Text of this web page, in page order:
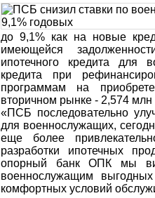
до 9,1% как на новые
имеющейся
ипотечного кредита для
кредита при
программам на
вторичном рынке - 2,574 млн
«ПСБ последовательно
для военнослужащих,
еще более
разработки ипотечных
опорный банк ОПК мы
военнослужащим
комфортных условий